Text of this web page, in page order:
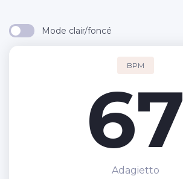
Mode clair/foncé
BPM
67
Adagietto